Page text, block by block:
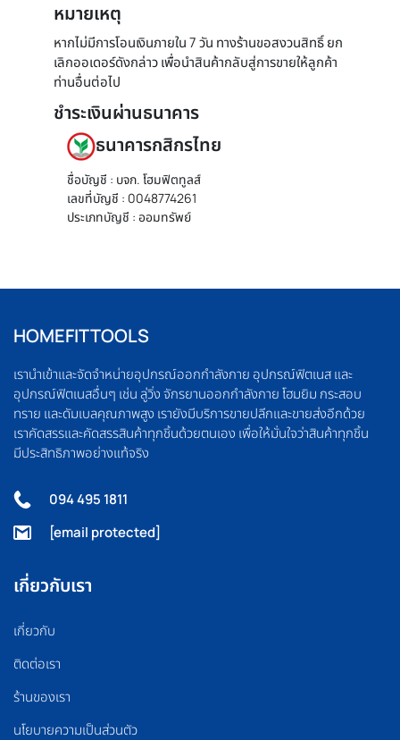
หมายเหตุ
หากไม่มีการโอนเงินภายใน 7 วัน ทางร้านขอสงวนสิทธิ์ ยก
เลิกออเดอร์ดังกล่าว เพื่อนำสินค้ากลับสู่การขายให้ลูกค้า
ท่านอื่นต่อไป
ชำระเงินผ่านธนาคาร
ธนาคารกสิกรไทย
ชื่อบัญชี : บจก. โฮมฟิตทูลส์
เลขที่บัญชี : 0048774261
ประเภทบัญชี : ออมทรัพย์
HOMEFITTOOLS
เรานำเข้าและจัดจำหน่ายอุปกรณ์ออกกำลังกาย อุปกรณ์ฟิตเนส และ
อุปกรณ์ฟิตเนสอื่นๆ เช่น ลู่วิ่ง จักรยานออกกำลังกาย โฮมยิม กระสอบ
ทราย และดัมเบลคุณภาพสูง เรายังมีบริการขายปลีกและขายส่งอีกด้วย
เราคัดสรรและคัดสรรสินค้าทุกชิ้นด้วยตนเอง เพื่อให้มั่นใจว่าสินค้าทุกชิ้น
มีประสิทธิภาพอย่างแท้จริง
094 495 1811
[email protected]
เกี่ยวกับเรา
เกี่ยวกับ
ติดต่อเรา
ร้านของเรา
นโยบายความเป็นส่วนตัว